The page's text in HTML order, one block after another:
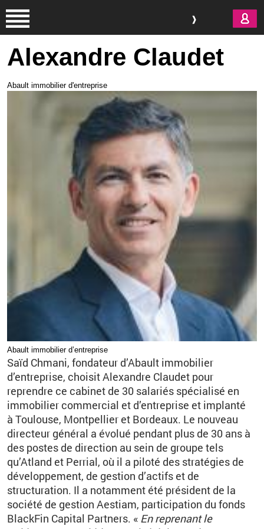
Alexandre Claudet
Abault immobilier d'entreprise
Abault immobilier d’entreprise
Saïd Chmani, fondateur d’Abault immobilier
d’entreprise, choisit Alexandre Claudet pour
reprendre ce cabinet de 30 salariés spécialisé en
immobilier commercial et d’entreprise et implanté
à Toulouse, Montpellier et Bordeaux. Le nouveau
directeur général a évolué pendant plus de 30 ans à
des postes de direction au sein de groupe tels
qu’Atland et Perrial, où il a piloté des stratégies de
développement, de gestion d’actifs et de
structuration. Il a notamment été président de la
société de gestion Aestiam, participation du fonds
BlackFin Capital Partners. « En reprenant le